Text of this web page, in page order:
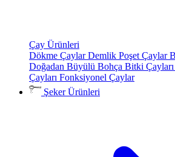
Çay Ürünleri
Dökme ÇaylarDemlik Poşet Çaylar
Doğadan Büyülü Bohça Bitki Çayları
Çayları Fonksiyonel Çaylar
Şeker Ürünleri